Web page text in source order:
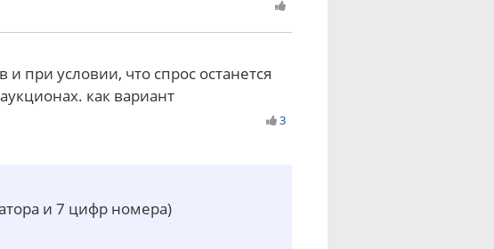
и при условии, что спрос останется
как вариант
3
и 7 цифр номера)